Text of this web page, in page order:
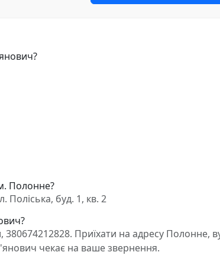
Полонне?
буд. 1, кв. 2
Приїхати на адресу Полонне,
чекає на ваше звернення.